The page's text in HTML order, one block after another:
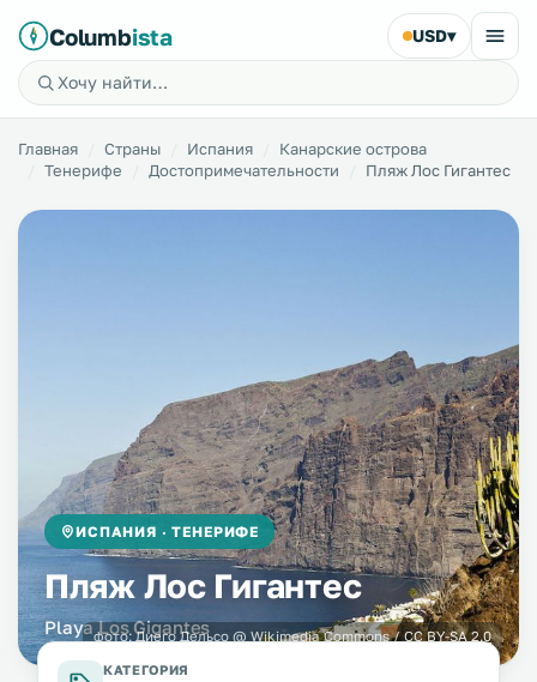
Columbista USD▾
Главная Страны Испания
Канарские острова
Тенерифе
Достопримечательности Пляж Лос Гигантес
ИСПАНИЯ · ТЕНЕРИФЕ
Пляж Лос Гигантес
Playa Los Gigantes
фото:Диего Дельсо @ Wikimedia Commons /CC BY-SA 2.0
КАТЕГОРИЯ